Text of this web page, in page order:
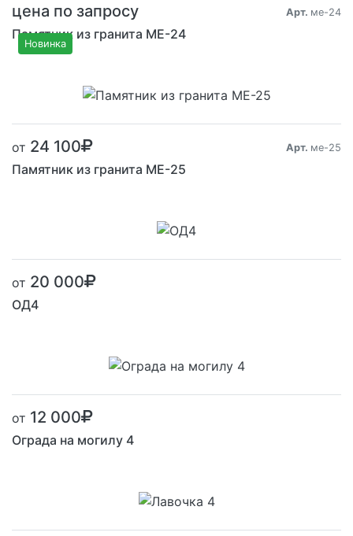
цена по запросу Арт. ме-24
Памятник из гранита ME-24
Новинка
от 24 100 Арт. ме-25
Памятник из гранита ME-25
от 20 000
ОД4
от 12 000
Ограда на могилу 4